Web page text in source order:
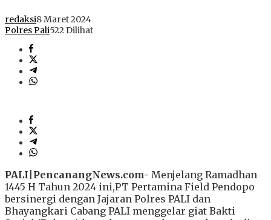
redaksi8 Maret 2024
Polres Pali522 Dilihat
PALI PencanangNews.com- Menjelang Ramadhan
1445 H Tahun 2024 ini,PT Pertamina Field Pendopo
bersinergi dengan Jajaran Polres PALI dan
Bhayangkari Cabang PALI menggelar giat Bakti